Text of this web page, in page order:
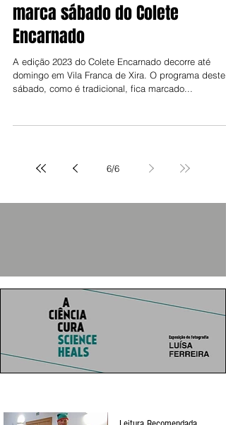
Homenagem aos campinos
marca sábado do Colete
Encarnado
A edição 2023 do Colete Encarnado decorre até
6/6